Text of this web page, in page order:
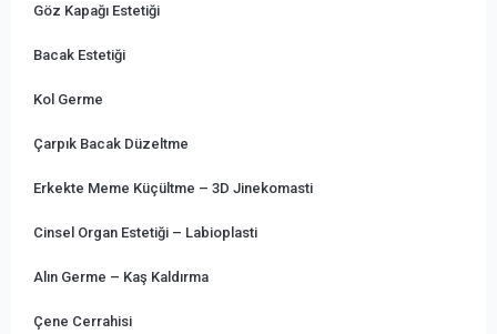
Göz Kapağı Estetiği
Bacak Estetiği
Kol Germe
Çarpık Bacak Düzeltme
Erkekte Meme Küçültme – 3D Jinekomasti
Cinsel Organ Estetiği – Labioplasti
Alın Germe – Kaş Kaldırma
Çene Cerrahisi